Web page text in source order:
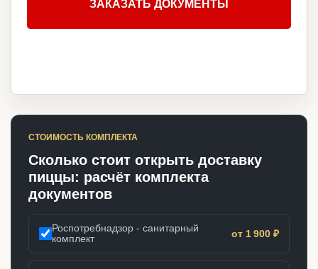
ЗАКАЗАТЬ ДОКУМЕНТЫ
СТОИМОСТЬ КОМПЛЕКТА
Сколько стоит открыть доставку
пиццы: расчёт комплекта
документов
Роспотребнадзор - санитарный
комплект
от 1 900 ₽